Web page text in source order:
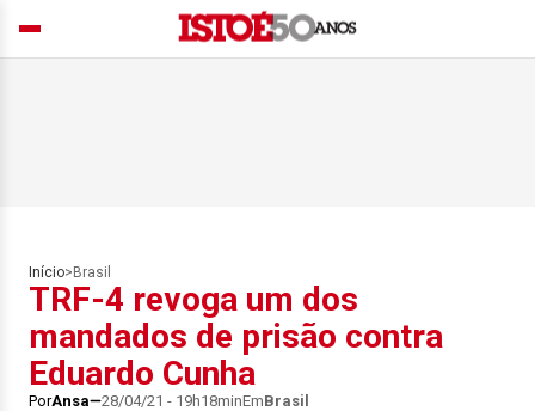
Início> Brasil
TRF-4 revoga um dos
mandados de prisão contra
Eduardo Cunha
PorAnsa 28/04/21 - 19h18minEmBrasil